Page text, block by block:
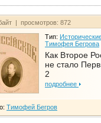
| просмотров: 872
Тип:
Тимофея Бегрова
Как Второе
не стало
2
подробнее
Тимофей Бегров